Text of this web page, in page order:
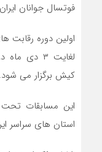
فوتسال جوانان
لغایت ۳
کیش برگزار می شود.
استان های سراسر